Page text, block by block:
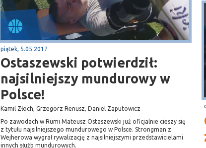
piątek, 5.05.2017
Ostaszewski potwierdził:
najsilniejszy mundurowy w
Polsce!
Kamil Złoch, Grzegorz Renusz, Daniel Zaputowicz
Po zawodach w Rumi Mateusz Ostaszewski już oficjalnie cieszy się
z tytułu najsilniejszego mundurowego w Polsce. Strongman z
Wejherowa wygrał rywalizację z najsilniejszymi przedstawicielami
innych służb mundurowych.